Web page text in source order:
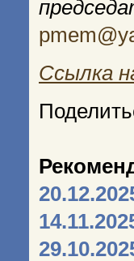
Ссылка